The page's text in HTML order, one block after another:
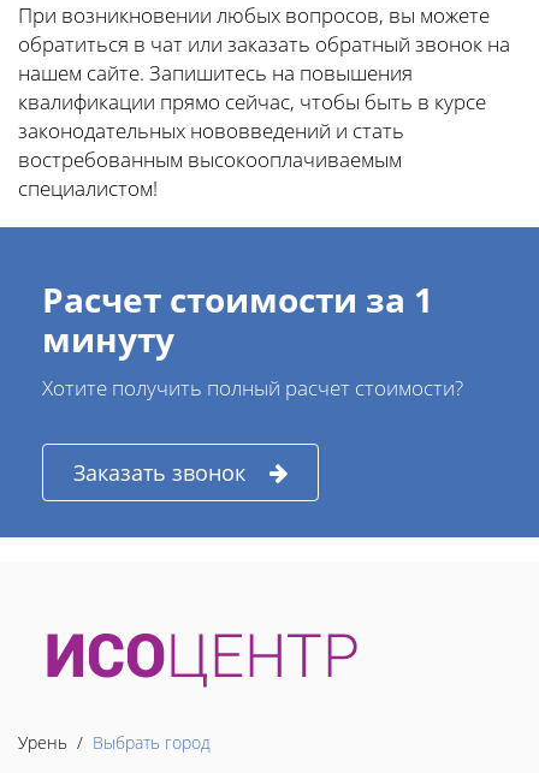
При возникновении любых вопросов, вы можете
обратиться в чат или заказать обратный звонок на
нашем сайте. Запишитесь на повышения
квалификации прямо сейчас, чтобы быть в курсе
законодательных нововведений и стать
востребованным высокооплачиваемым
специалистом!
Расчет стоимости за 1
минуту
Хотите получить полный расчет стоимости?
Заказать звонок
Урень / Выбрать город